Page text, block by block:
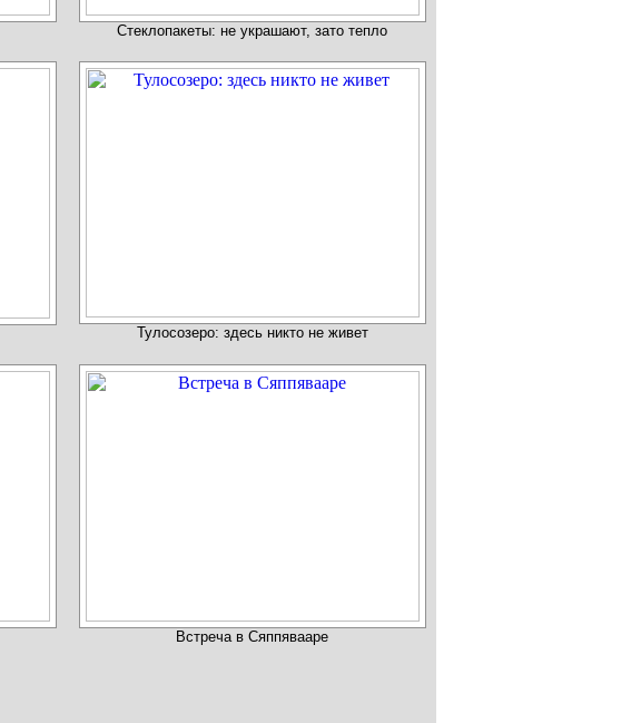
Стеклопакеты: не украшают, зато тепло
Тулосозеро: здесь никто не живет
Встреча в Сяппявааре